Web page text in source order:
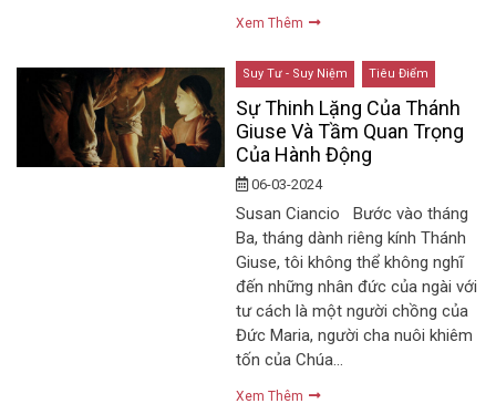
Xem Thêm
Suy Tư - Suy Niệm Tiêu Điểm
Sự Thinh Lặng Của Thánh
Giuse Và Tầm Quan Trọng
Của Hành Động
06-03-2024
Susan Ciancio Bước vào tháng
Ba, tháng dành riêng kính Thánh
Giuse, tôi không thể không nghĩ
đến những nhân đức của ngài với
tư cách là một người chồng của
Đức Maria, người cha nuôi khiêm
tốn của Chúa…
Xem Thêm